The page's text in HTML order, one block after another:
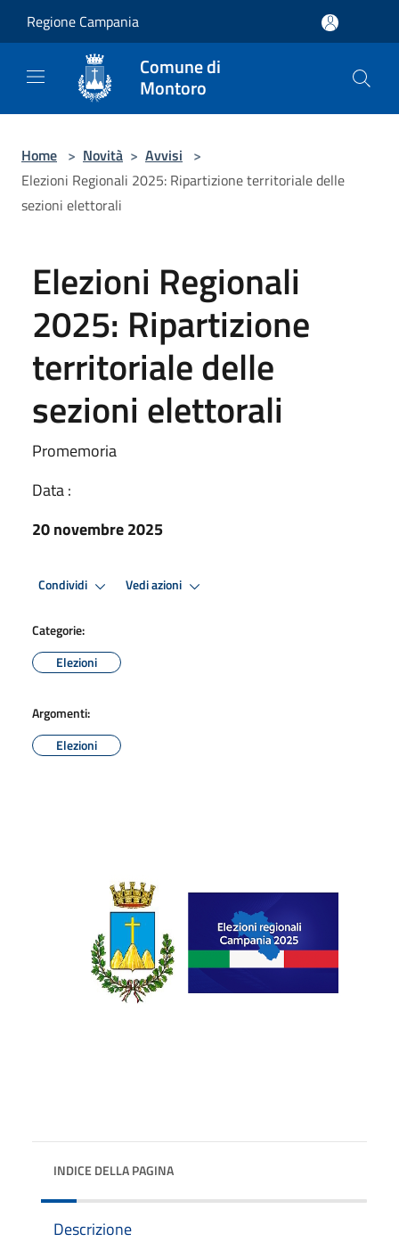
Regione Campania
Comune di
Montoro
Home > Novità > Avvisi >
Elezioni Regionali 2025: Ripartizione territoriale delle
sezioni elettorali
Elezioni Regionali
2025: Ripartizione
territoriale delle
sezioni elettorali
Promemoria
Data :
20 novembre 2025
Condividi Vedi azioni
Categorie:
Elezioni
Argomenti:
Elezioni
INDICE DELLA PAGINA
Descrizione